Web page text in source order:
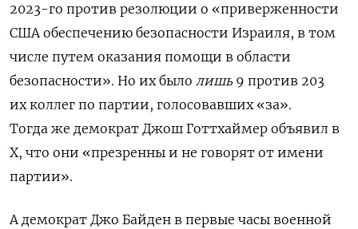
2023-го против резолюции о «приверженности
США обеспечению безопасности Израиля, в том
числе путем оказания помощи в области
безопасности». Но их было лишь 9 против 203
их коллег по партии, голосовавших «за».
Тогда же демократ Джош Готтхаймер объявил в
Х, что они «презренны и не говорят от имени
партии».
А демократ Джо Байден в первые часы военной